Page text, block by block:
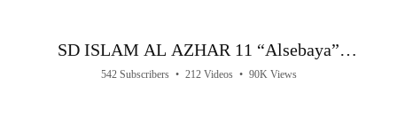
SD ISLAM AL AZHAR 11 “Alsebaya”
Surabaya
542 Subscribers • 212 Videos • 90K Views